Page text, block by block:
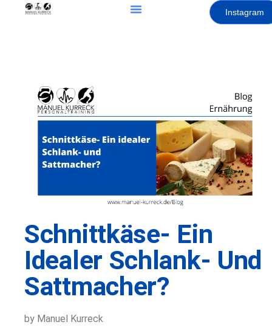
Instagram
Schnittkäse- Ein
Idealer Schlank- Und
Sattmacher?
by Manuel Kurreck